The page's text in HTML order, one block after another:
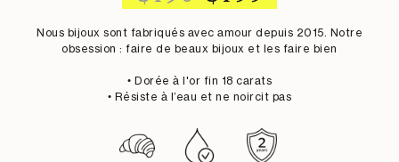
PRICEPRICE
Nous bijoux sont fabriqués avec amour depuis 2015. Notre
obsession : faire de beaux bijoux et les faire bien
• Dorée à l'or fin 18 carats
• Résiste à l’eau et ne noircit pas